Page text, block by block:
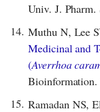
Univ. J.
14. Muthu N, Lee
Medicinal and
(Averrhoa
Bioinformation.
15. Ramadan NS,